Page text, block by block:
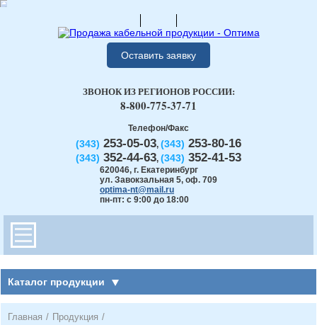
Оставить заявку
Телефон/Факс
(343) 253-05-03, (343) 253-80-16
(343) 352-44-63, (343) 352-41-53
620046, г. Екатеринбург
ул. Завокзальная 5, оф. 709
optima-nt@mail.ru
пн-пт: с 9:00 до 18:00
ЗВОНОК ИЗ РЕГИОНОВ РОССИИ:
8-800-775-37-71
Каталог продукции
Главная / Продукция /